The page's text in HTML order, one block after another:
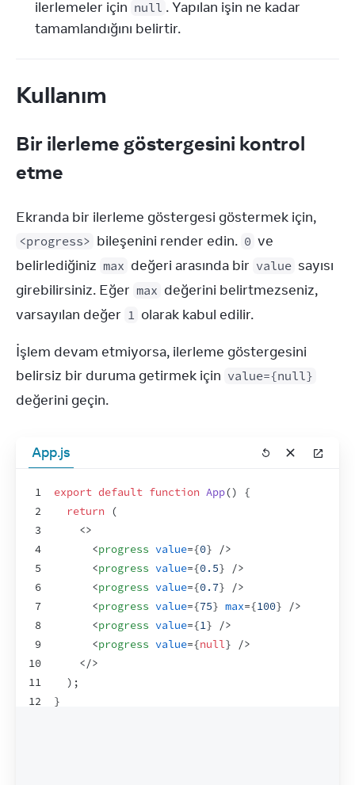
ilerlemeler için null . Yapılan işin ne kadar
tamamlandığını belirtir.
Kullanım
Bir ilerleme göstergesini kontrol
etme
<progress> bileşenini render edin. 0 ve
belirlediğiniz max değeri arasında bir value sayısı
girebilirsiniz. Eğer max değerini belirtmezseniz,
varsayılan değer 1 olarak kabul edilir.
İşlem devam etmiyorsa, ilerleme göstergesini
belirsiz bir duruma getirmek için value={null}
değerini geçin.
App.js
1
2
3
4
5
6
7
8
9
10
11
12
export default function App()
{
return
(
<>
<progress value={0}
/>
<progress value={0.5}
/>
<progress value={0.7}
/>
<progress value={75} max={100}
/>
<progress value={1}
/>
<progress value={null}
/>
</>
) ;
}